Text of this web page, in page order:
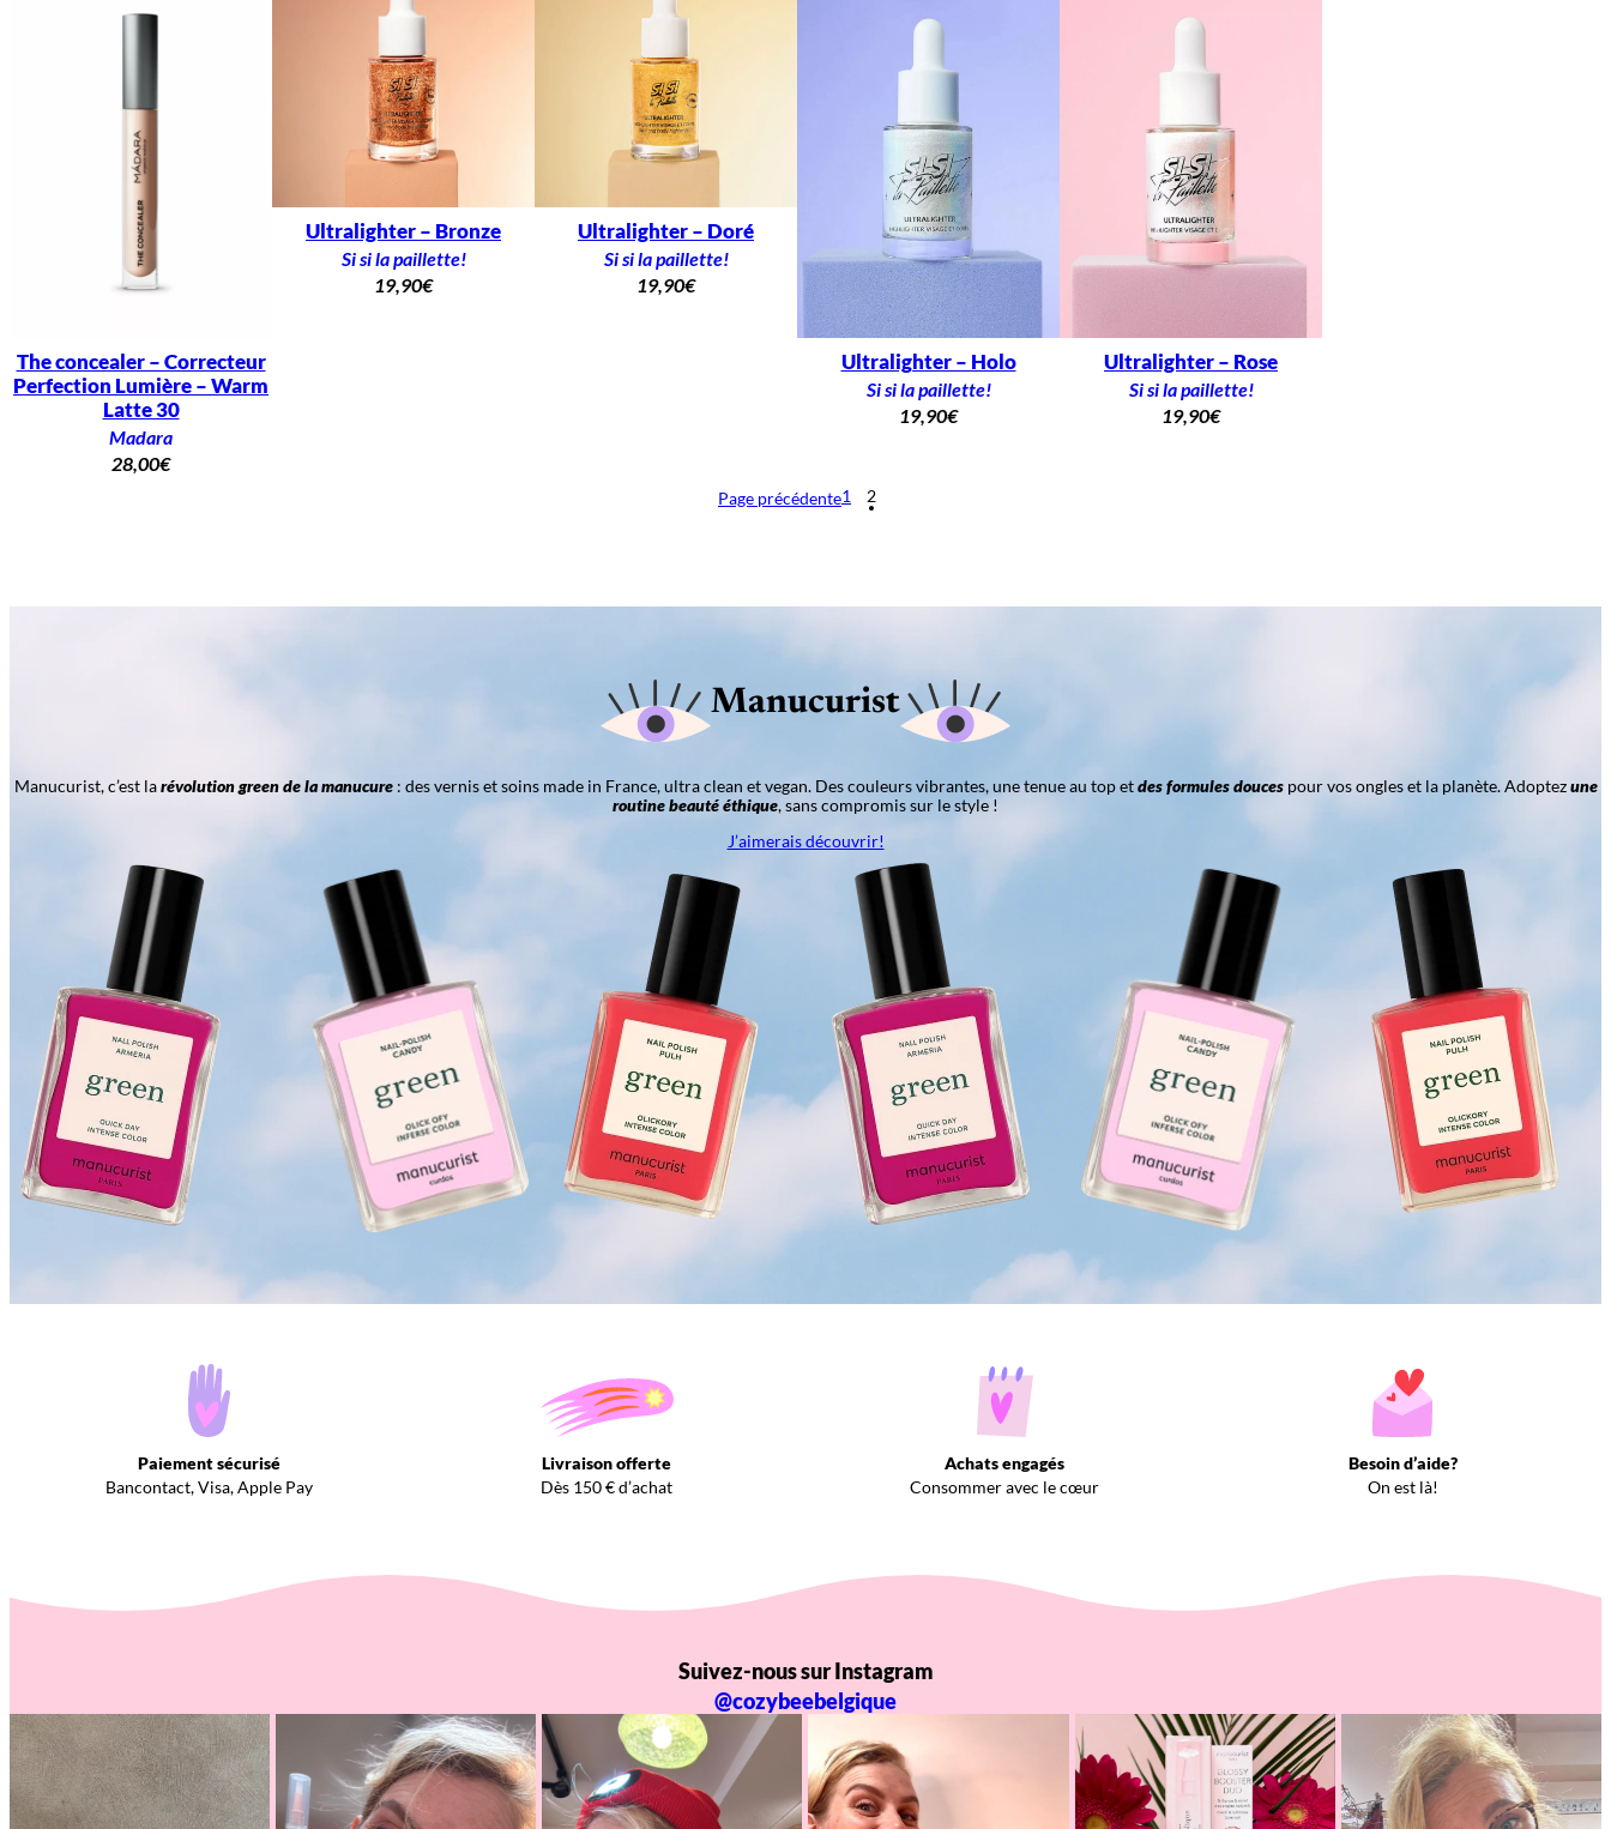
The concealer – Correcteur
Perfection Lumière – Warm
Latte 30
Madara
28,00€
Ultralighter – Bronze
Si si la paillette!
19,90€
Ultralighter – Doré
Si si la paillette!
19,90€
Ultralighter – Holo
Si si la paillette!
19,90€
Ultralighter – Rose
Si si la paillette!
19,90€
Page précédente1 2
Manucurist
Manucurist, c’est larévolution green de la manucure: des vernis et soins made in France, ultra clean et vegan. Des couleurs vibrantes, une tenue au top etdes formules doucespour vos ongles et la planète. Adoptezune
routine beauté éthique, sans compromis sur le style !
J’aimerais découvrir!
Paiement sécurisé
Bancontact, Visa, Apple Pay
Livraison offerte
Dès 150 € d’achat
Achats engagés
Consommer avec le cœur
Besoin d’aide?
On est là!
Suivez-nous sur Instagram
@cozybeebelgique